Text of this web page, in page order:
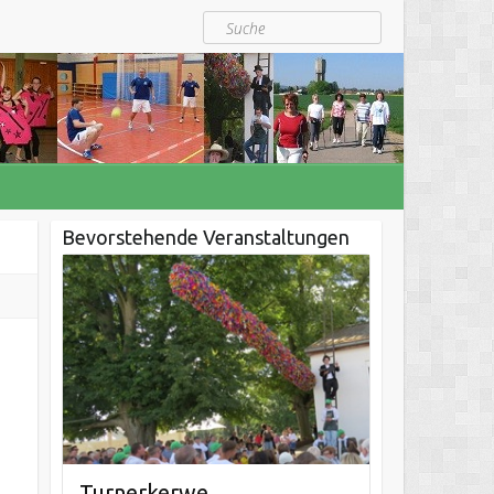
Suche
Bevorstehende Veranstaltungen